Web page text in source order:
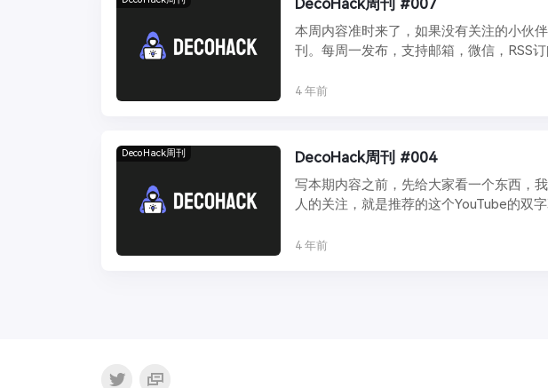
本周内容准时来了，如果没有关注的小伙
刊。每周一发布，支持邮箱，微信，RSS
4 年前
DecoHack周刊 DecoHack周刊 #004
写本期内容之前，先给大家看一个东西，
人的关注，就是推荐的这个YouTube的双
4 年前